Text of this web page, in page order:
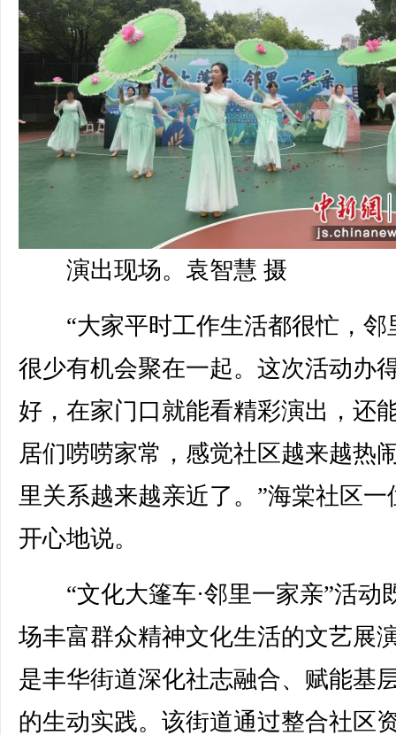
演出现场。袁智慧 摄
“大家平时工作生活都很忙，邻
很少有机会聚在一起。这次活动办
好，在家门口就能看精彩演出，还
居们唠唠家常，感觉社区越来越热
里关系越来越亲近了。”海棠社区一
开心地说。
“文化大篷车·邻里一家亲”活动
场丰富群众精神文化生活的文艺展
是丰华街道深化社志融合、赋能基
的生动实践。该街道通过整合社区